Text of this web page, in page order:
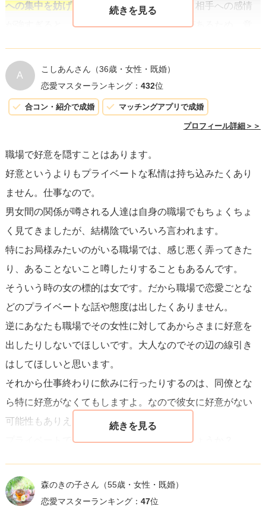
への集中を妨げると考える場合もあります。相手への感情
が強すぎると、業務に支障をきたす可能性があるため、意
こうした理由から、気になる女性が職場での好意を隠して
いると仮定することは不自然ではありません。しかし、そ
の女性の個性や価値観にも大きく依存しますので、一概に
対応策としては、 彼女とのプライベートな時間をもっと作
ることです。プライベートな場で深い信頼関係を築き、安
心できる空間を共有することで、彼女の本当の気持ちや職
場での態度の背後にある心理を探るヒントが得られるかも
しれません。
単に好意を感じさせないだけではなく、オープンなコミュ
ニケーションで彼女の考えや感情について理解を深める
とが重要です。そして、仕事とプライベートのバランスを
大切にしながら、自然体で接することがお互いの関係を深
める上で効果的でしょう。
A
こしあんさん （36歳・女性・既婚）
恋愛マスターランキング： 432位
合コン・紹介で成婚 マッチングアプリで成婚
プロフィール詳細＞＞
職場で好意を隠すことはあります。
好意というよりもプライベートな私情は持ち込みたくあり
ません。仕事なので。
男女間の関係が噂される人達は自身の職場でもちょくちょ
く見てきましたが、結構陰でいろいろ言われます。
特にお局様みたいのがいる職場では、感じ悪く弄ってきた
り、あることないこと噂したりすることもあるんです。
そういう時の女の標的は女です。だから職場で恋愛ごとな
どのプライベートな話や態度は出したくありません。
逆にあなたも職場でその女性に対してあからさまに好意を
出したりしないでほしいです。大人なのでその辺の線引き
はしてほしいと思います。
それから仕事終わりに飲みに行ったりするのは、同僚とな
ら特に好意がなくてもしますよ。なので彼女に好意がない
可能性もありえます。
プライベートで遊びに誘ってみてはどうでしょうか？
があると思いますよ。
森のきの子さん （55歳・女性・既婚）
恋愛マスターランキング： 47位